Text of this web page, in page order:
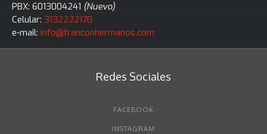
PBX: 6013004241 (Nuevo)
Celular: 3132222170
e-mail: info@franconhermanos.com
Redes Sociales
FACEBOOK
INSTAGRAM